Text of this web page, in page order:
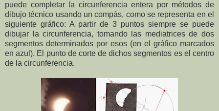
puede completar la circunferencia entera por métodos de
dibujo técnico usando un compás, como se representa en el
siguiente gráfico: A partir de 3 puntos siempre se puede
dibujar la circunferencia, tomando las mediatrices de dos
segmentos determinados por esos (en el gráfico marcados
en azul). El punto de corte de dichos segmentos es el centro
de la circunferencia.